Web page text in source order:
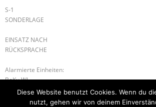
S-1
SONDERLAGE
EINSATZ NACH
RÜCKSPRACHE
Alarmierte Einheiten:
BeKu WL
B-1 BRANDNACHSCHAU H-2 TÜR
Diese Website benutzt Cookies. Wenn du
nutzt, gehen wir von deinem